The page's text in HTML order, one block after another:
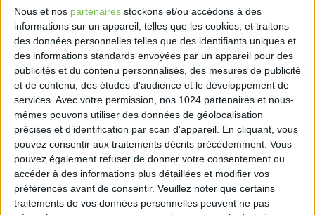
Nous et nos partenaires stockons et/ou accédons à des
informations sur un appareil, telles que les cookies, et traitons
des données personnelles telles que des identifiants uniques et
des informations standards envoyées par un appareil pour des
publicités et du contenu personnalisés, des mesures de publicité
et de contenu, des études d'audience et le développement de
services. Avec votre permission, nos 1024 partenaires et nous-
mêmes pouvons utiliser des données de géolocalisation
précises et d’identification par scan d'appareil. En cliquant, vous
pouvez consentir aux traitements décrits précédemment. Vous
pouvez également refuser de donner votre consentement ou
accéder à des informations plus détaillées et modifier vos
préférences avant de consentir. Veuillez noter que certains
traitements de vos données personnelles peuvent ne pas
Les conseils départementaux fixent actuellement le
tarif de la taxe de publicité foncière ou des droits
d’enregistrement sur les mutations à titre onéreux
d’immeubles ou de droits immobiliers. Ce mois de
juin 2022 a vu certains départements qui ont
réhaussé à 4,50% le taux du droit d’enregistrement
exigible sur les ventes de biens immobiliers. Trois
départements sur l’ensemble des départements
gardent leur taux de 3,80%.